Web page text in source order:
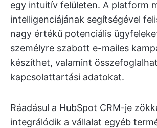
egy intuitív felületen. A platform
intelligenciájának segítségével
nagy értékű potenciális
személyre szabott e-mailes
készíthet, valamint
kapcsolattartási adatokat.
Ráadásul a HubSpot CRM-je
integrálódik a vállalat egyéb